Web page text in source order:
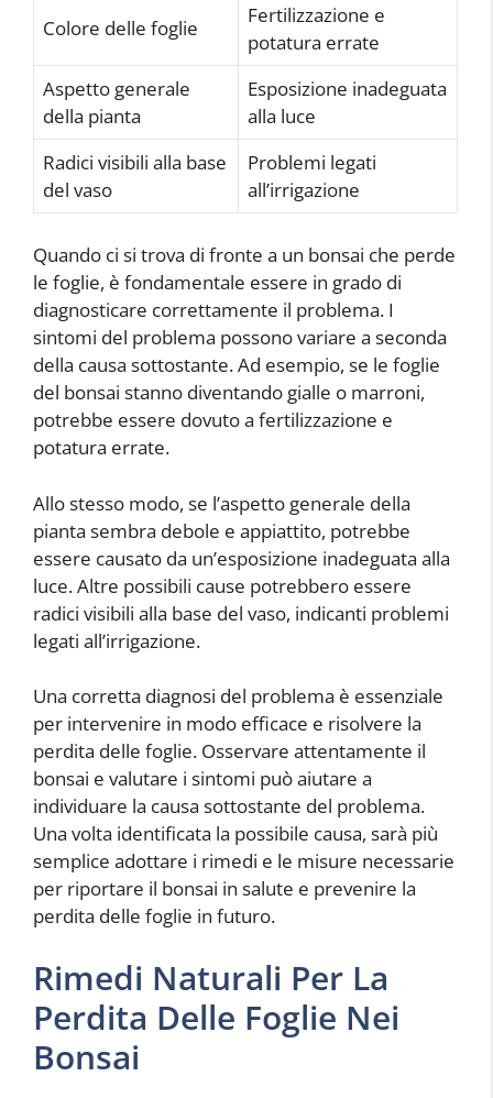
Colore delle foglie
Fertilizzazione e
potatura errate
Aspetto generale
della pianta
Esposizione inadeguata
alla luce
Radici visibili alla base
del vaso
Problemi legati
all’irrigazione
Quando ci si trova di fronte a un bonsai che perde
le foglie, è fondamentale essere in grado di
diagnosticare correttamente il problema. I
sintomi del problema possono variare a seconda
della causa sottostante. Ad esempio, se le foglie
del bonsai stanno diventando gialle o marroni,
potrebbe essere dovuto a fertilizzazione e
potatura errate.
Allo stesso modo, se l’aspetto generale della
pianta sembra debole e appiattito, potrebbe
essere causato da un’esposizione inadeguata alla
luce. Altre possibili cause potrebbero essere
radici visibili alla base del vaso, indicanti problemi
legati all’irrigazione.
Una corretta diagnosi del problema è essenziale
per intervenire in modo efficace e risolvere la
perdita delle foglie. Osservare attentamente il
bonsai e valutare i sintomi può aiutare a
individuare la causa sottostante del problema.
Una volta identificata la possibile causa, sarà più
semplice adottare i rimedi e le misure necessarie
per riportare il bonsai in salute e prevenire la
perdita delle foglie in futuro.
Rimedi Naturali Per La
Perdita Delle Foglie Nei
Bonsai